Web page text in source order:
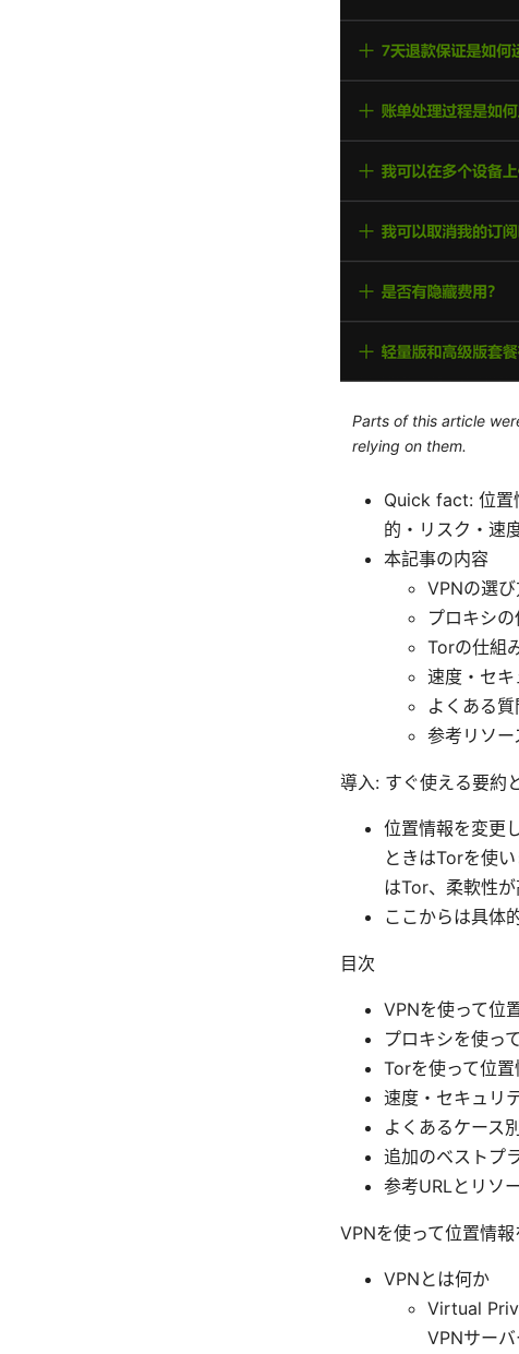
Parts of this article
relying on them.
Quick fact: 位置
的・リスク・速
本記事の内容
VPNの選
プロキシ
Torの仕組
速度・セ
よくある
参考リソ
導入: すぐ使える要約
位置情報を変更
ときはTorを使
はTor、柔軟性が
ここからは具体
目次
VPNを使って位
プロキシを使っ
Torを使って位
速度・セキュリ
よくあるケース
追加のベストプ
参考URLとリソ
VPNを使って位置情
VPNとは何か
Virtual
VPNサー